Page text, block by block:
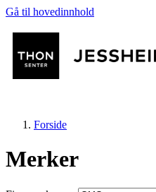
Gå til hovedinnhold
Forside
Merker